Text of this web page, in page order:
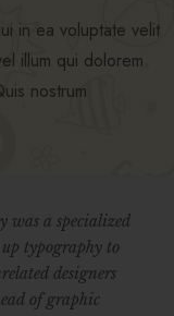
in ea voluptate velit
illum qui dolorem
nostrum
was a specialized
typography to
designers
of graphic